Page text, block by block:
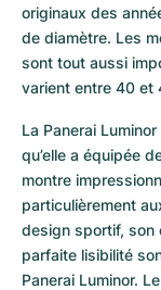
originaux des
de diamètre. Les
sont tout aussi
varient entre 40 et
La Panerai
qu’elle a équipée
montre
particulièrement
design sportif, son
parfaite lisibilité
Panerai Luminor.